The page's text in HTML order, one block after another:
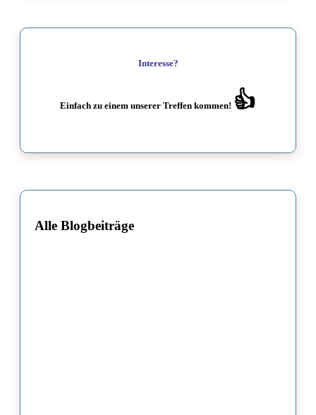
Interesse?
Einfach zu einem unserer Treffen kommen! 👍
Alle Blogbeiträge